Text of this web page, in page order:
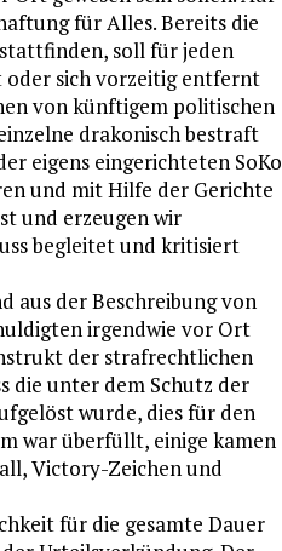
für Alles. Bereits die
soll für jeden
oder sich vorzeitig entfernt
von künftigem politischen
drakonisch bestraft
eigens eingerichteten SoKo
und mit Hilfe der Gerichte
und erzeugen wir
begleitet und kritisiert
aus der Beschreibung von
irgendwie vor Ort
der strafrechtlichen
die unter dem Schutz der
wurde, dies für den
war überfüllt, einige kamen
Victory-Zeichen und
für die gesamte Dauer